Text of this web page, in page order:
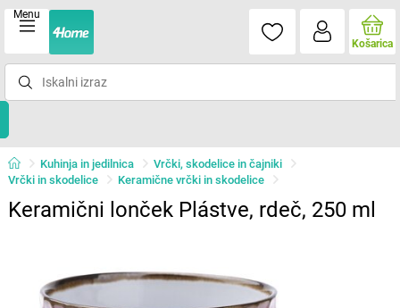
Menu
Košarica
Kuhinja in jedilnica
Vrčki, skodelice in čajniki
Vrčki in skodelice
Keramične vrčki in skodelice
Keramični lonček Plástve, rdeč, 250 ml